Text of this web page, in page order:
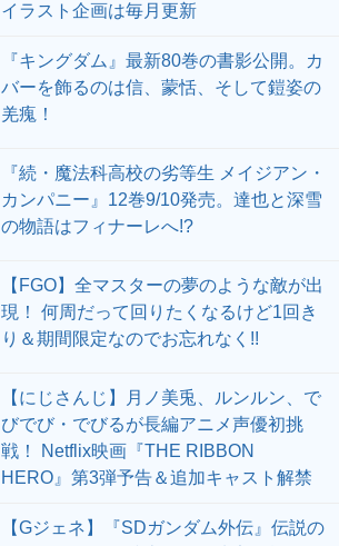
イラスト企画は毎月更新
『キングダム』最新80巻の書影公開。カ
バーを飾るのは信、蒙恬、そして鎧姿の
羌瘣！
『続・魔法科高校の劣等生 メイジアン・
カンパニー』12巻9/10発売。達也と深雪
の物語はフィナーレへ!?
【FGO】全マスターの夢のような敵が出
現！ 何周だって回りたくなるけど1回き
り＆期間限定なのでお忘れなく!!
【にじさんじ】月ノ美兎、ルンルン、で
びでび・でびるが長編アニメ声優初挑
戦！ Netflix映画『THE RIBBON
HERO』第3弾予告＆追加キャスト解禁
【Gジェネ】『SDガンダム外伝』伝説の